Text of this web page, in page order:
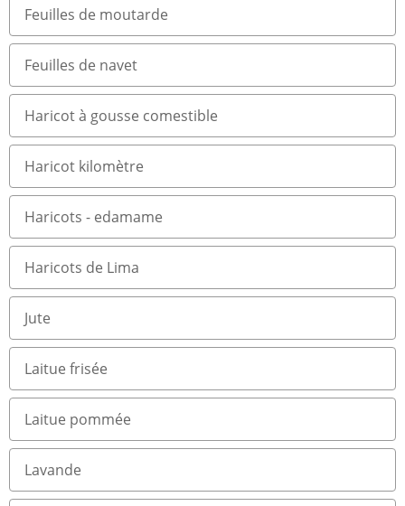
Feuilles de moutarde
Feuilles de navet
Haricot à gousse comestible
Haricot kilomètre
Haricots - edamame
Haricots de Lima
Jute
Laitue frisée
Laitue pommée
Lavande